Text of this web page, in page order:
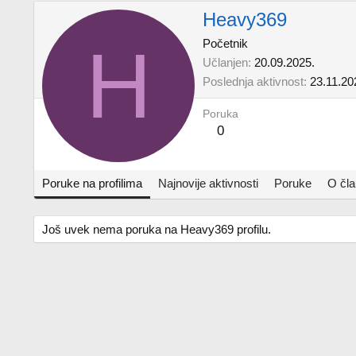
H
Heavy369
Početnik
Učlanjen 20.09.2025.
Poslednja aktivnost
Poruka
0
Poruke na profilima Najnovije aktivnosti Poruke O
Još uvek nema poruka na Heavy369 profilu.